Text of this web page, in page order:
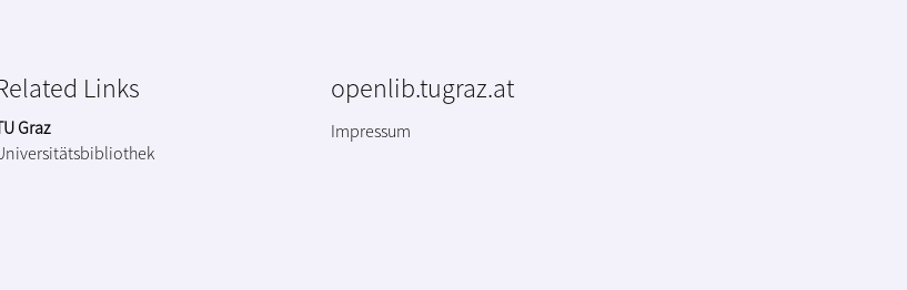
Links
Graz
openlib.tugraz.at
Impressum